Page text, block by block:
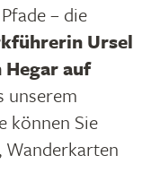
– die
Ursel
auf
unserem
können Sie
Wanderkarten